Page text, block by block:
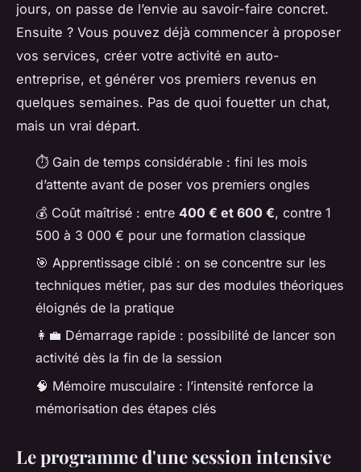
jours, on passe de l’envie au savoir-faire concret.
Ensuite ? Vous pouvez déjà commencer à proposer
vos services, créer votre activité en auto-
entreprise, et générer vos premiers revenus en
quelques semaines. Pas de quoi fouetter un chat,
mais un vrai départ.
⏱️ Gain de temps considérable : fini les mois
d’attente avant de poser vos premiers ongles
💰 Coût maîtrisé : entre 400 € et 600 €, contre 1
500 à 3 000 € pour une formation classique
🎯 Apprentissage ciblé : on se concentre sur les
techniques métier, pas sur des modules théoriques
éloignés de la pratique
👩‍💼 Démarrage rapide : possibilité de lancer son
activité dès la fin de la session
🧠 Mémoire musculaire : l’intensité renforce la
mémorisation des étapes clés
Le programme d'une session intensive